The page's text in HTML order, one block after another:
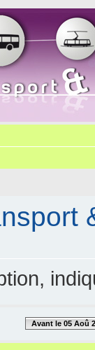
Avant le 05 Aoû